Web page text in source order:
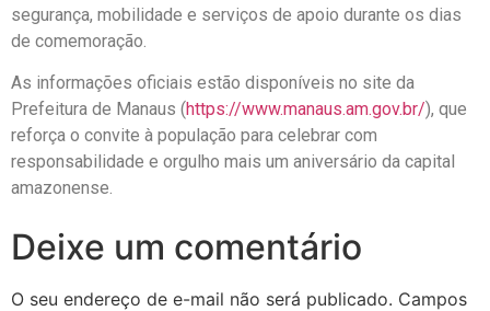
segurança, mobilidade e serviços de apoio durante os dias
de comemoração.
As informações oficiais estão disponíveis no site da
Prefeitura de Manaus (https://www.manaus.am.gov.br/), que
reforça o convite à população para celebrar com
responsabilidade e orgulho mais um aniversário da capital
amazonense.
Deixe um comentário
O seu endereço de e-mail não será publicado. Campos